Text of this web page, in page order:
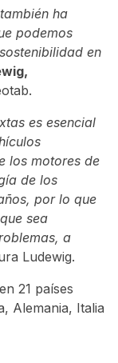
ha
podemos
en
es esencial
los motores de
de los
por lo que
sea
a
Ludewig.
21 países
Alemania, Italia